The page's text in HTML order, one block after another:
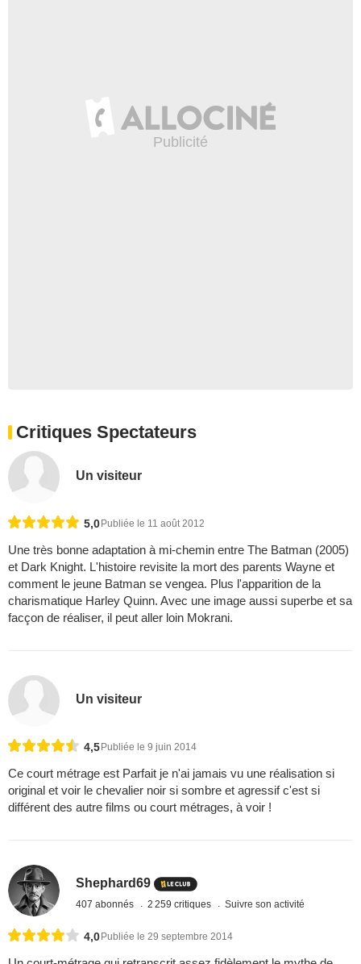
Critiques Spectateurs
Un visiteur
5,0Publiée le 11 août 2012
Une très bonne adaptation à mi-chemin entre The Batman (2005)
et Dark Knight. L'histoire revisite la mort des parents Wayne et
comment le jeune Batman se vengea. Plus l'apparition de la
charismatique Harley Quinn. Avec une image aussi superbe et sa
facçon de réaliser, il peut aller loin Mokrani.
Un visiteur
4,5Publiée le 9 juin 2014
Ce court métrage est Parfait je n'ai jamais vu une réalisation si
original et voir le chevalier noir si sombre et agressif c'est si
différent des autre films ou court métrages, à voir !
Shephard69
407 abonnés 2 259 critiques Suivre son activité
4,0 Publiée le 29 septembre 2014